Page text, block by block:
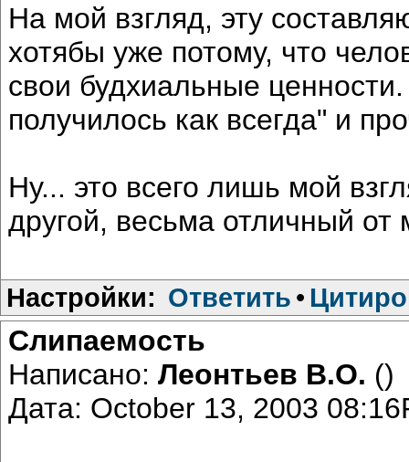
На мой взгляд, эту
хотябы уже потому, что
свои будхиальные
получилось как всегда" и
Ну... это всего лишь мой
другой, весьма отличный от
Настройки: Ответить •
Слипаемость
Написано: Леонтьев В.О. ()
Дата: October 13, 2003